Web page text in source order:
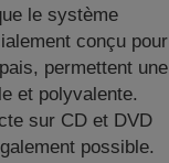
le système
conçu pour
permettent une
et polyvalente.
sur CD et DVD
possible.